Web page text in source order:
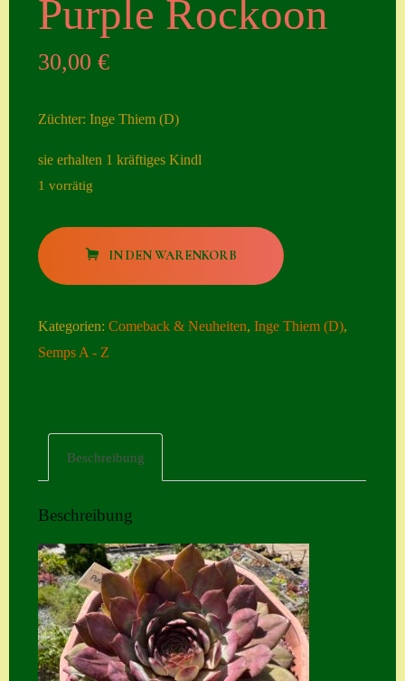
Seiten
Datenschutzerklä
rung
mit Semps
Kontakt
Mein Konto
Naturformen
S. x nixonii
Purple Rockoon
30,00€
Züchter: Inge Thiem (D)
sie erhalten 1 kräftiges Kindl
1 vorrätig
Purple
Rockoon
IN DEN WARENKORB
Kategorien:Comeback & Neuheiten,Inge Thiem (D),
Semps A - Z
Beschreibung
Beschreibung